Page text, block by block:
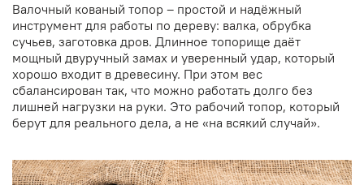
Валочный кованый топор – простой и надёжный
инструмент для работы по дереву: валка, обрубка
сучьев, заготовка дров. Длинное топорище даёт
мощный двуручный замах и уверенный удар, который
хорошо входит в древесину. При этом вес
сбалансирован так, что можно работать долго без
лишней нагрузки на руки. Это рабочий топор, который
берут для реального дела, а не «на всякий случай».